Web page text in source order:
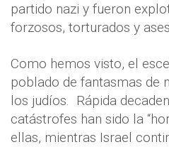
partido nazi y fueron
forzosos, torturados y
Como hemos visto, el
poblado de fantasmas de
los judíos. Rápida
catástrofes han sido la
ellas, mientras Israel